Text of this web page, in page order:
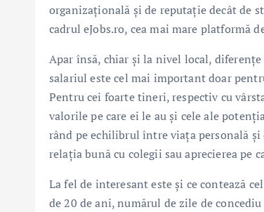
organizațională și de reputație decât de
cadrul eJobs.ro, cea mai mare platformă
Apar însă, chiar și la nivel local,
salariul este cel mai important doar
Pentru cei foarte tineri, respectiv cu
valorile pe care ei le au și cele ale
rând pe echilibrul între viața personală și
relația bună cu colegii sau aprecierea pe
La fel de interesant este și ce contează
de 20 de ani, numărul de zile de